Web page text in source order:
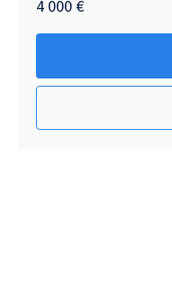
4 000 €